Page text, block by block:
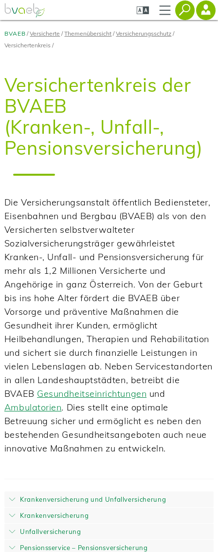
Zum
Seiteninhalt
springen
Zur
Navigation
springen
Zur
Mobilen
Navigation
BVAEB Versicherte Themenübersicht
Versicherungsschutz
Versichertenkreis
Versichertenkreis der
BVAEB
(Kranken-, Unfall-,
Pensionsversicherung)
Die Versicherungsanstalt öffentlich Bediensteter,
Eisenbahnen und Bergbau (BVAEB) als von den
Versicherten selbstverwalteter
Sozialversicherungsträger gewährleistet
Kranken-, Unfall- und Pensionsversicherung für
mehr als 1,2 Millionen Versicherte und
Angehörige in ganz Österreich. Von der Geburt
bis ins hohe Alter fördert die BVAEB über
Vorsorge und präventive Maßnahmen die
Gesundheit ihrer Kunden, ermöglicht
Heilbehandlungen, Therapien und Rehabilitation
und sichert sie durch finanzielle Leistungen in
vielen Lebenslagen ab. Neben Servicestandorten
in allen Landeshauptstädten, betreibt die
BVAEB Gesundheitseinrichtungen und
Ambulatorien. Dies stellt eine optimale
Betreuung sicher und ermöglicht es neben den
bestehenden Gesundheitsangeboten auch neue
innovative Maßnahmen zu entwickeln.
Krankenversicherung und Unfallversicherung
Krankenversicherung
Unfallversicherung
Pensionsservice – Pensionsversicherung